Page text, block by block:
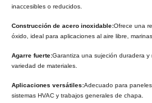
inaccesibles o reducidos.
Construcción de acero inoxidable:Ofrece una
óxido, ideal para aplicaciones al aire libre,
Agarre fuerte:Garantiza una sujeción duradera
variedad de materiales.
Aplicaciones versátiles:Adecuado para
sistemas HVAC y trabajos generales de chapa.